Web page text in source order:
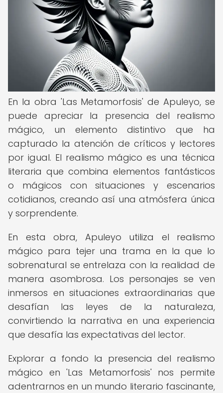
En la obra 'Las Metamorfosis' de Apuleyo, se
puede apreciar la presencia del realismo
mágico, un elemento distintivo que ha
capturado la atención de críticos y lectores
por igual. El realismo mágico es una técnica
literaria que combina elementos fantásticos
o mágicos con situaciones y escenarios
cotidianos, creando así una atmósfera única
y sorprendente.
En esta obra, Apuleyo utiliza el realismo
mágico para tejer una trama en la que lo
sobrenatural se entrelaza con la realidad de
manera asombrosa. Los personajes se ven
inmersos en situaciones extraordinarias que
desafían las leyes de la naturaleza,
convirtiendo la narrativa en una experiencia
que desafía las expectativas del lector.
Explorar a fondo la presencia del realismo
mágico en 'Las Metamorfosis' nos permite
adentrarnos en un mundo literario fascinante,